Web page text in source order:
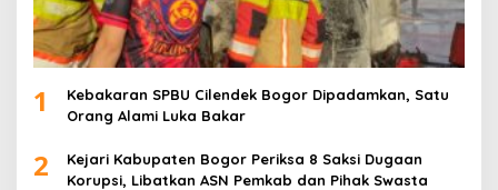
1
Kebakaran SPBU Cilendek Bogor Dipadamkan, Satu
Orang Alami Luka Bakar
2
Kejari Kabupaten Bogor Periksa 8 Saksi Dugaan
Korupsi, Libatkan ASN Pemkab dan Pihak Swasta